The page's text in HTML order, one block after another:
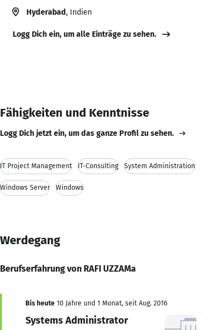
Hyderabad, Indien
Logg Dich ein, um alle Einträge zu sehen.
Fähigkeiten und Kenntnisse
Logg Dich jetzt ein, um das ganze Profil zu sehen.
IT Project Management IT-Consulting System Administration
Windows Server Windows
Werdegang
Berufserfahrung von RAFI UZZAMa
Bis heute 10 Jahre und 1 Monat, seit Aug. 2016
Systems Administrator